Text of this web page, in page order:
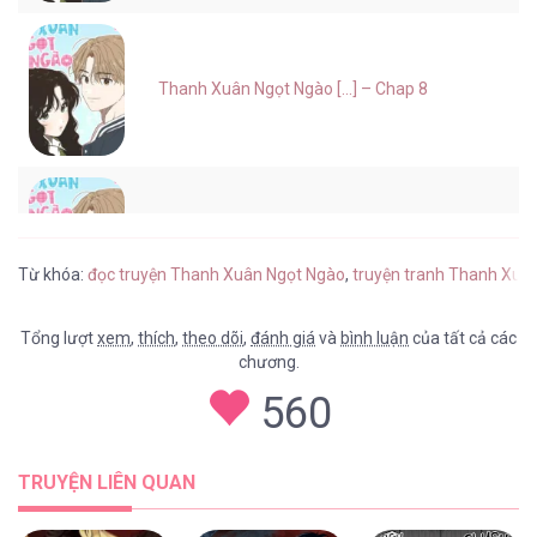
Thanh Xuân Ngọt Ngào [...] – Chap 8
Thanh Xuân Ngọt Ngào [...] – Chap 6
Từ khóa: đọc truyện Thanh Xuân Ngọt Ngào, truyện tranh Thanh
Tổng lượtxem, thích, theo dõi, đánh giá và bình luận của tất cả các
chương.
560
TRUYỆN LIÊN QUAN